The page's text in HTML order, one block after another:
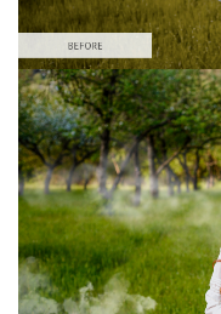
Free PNG Overlay
Small 800*533px